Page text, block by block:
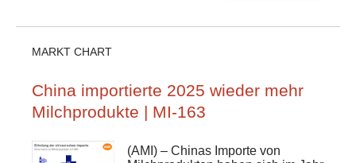
MARKT CHART
China importierte 2025 wieder mehr
Milchprodukte | MI-163
(AMI) – Chinas Importe von